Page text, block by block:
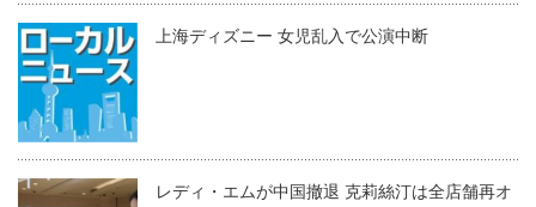
上海ディズニー 女児乱入で公演中断
レディ・エムが中国撤退 克莉絲汀は全店舗再オ